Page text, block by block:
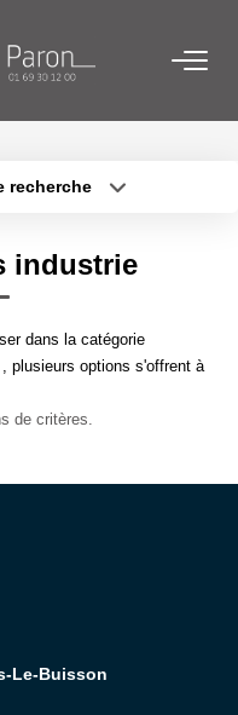
À L'agence
recherche
Créer une alerte
industrie
dans la catégorie
plusieurs options s'offrent à
de critères.
Le-Buisson